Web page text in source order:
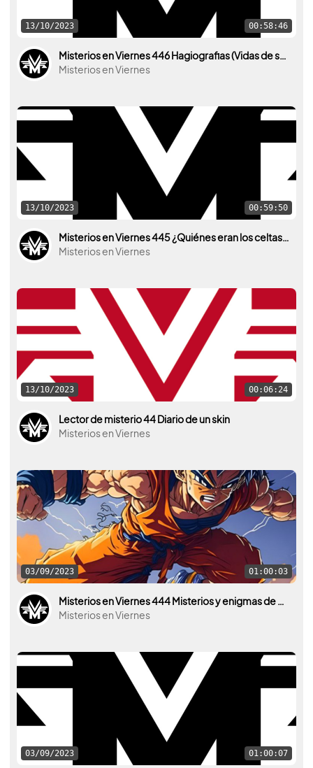
13/10/2023 00:58:46
Misterios en Viernes 446 Hagiografias (Vidas de santos) con Irina Hirondelle y Javier Arries
Misterios en Viernes
13/10/2023 00:59:50
Misterios en Viernes 445 ¿Quiénes eran los celtas? con Jesús Patón y Jesús Torres
Misterios en Viernes
13/10/2023 00:06:24
Lector de misterio 44 Diario de un skin
Misterios en Viernes
03/09/2023 01:00:03
Misterios en Viernes 444 Misterios y enigmas de Dragon Ball
Misterios en Viernes
03/09/2023 01:00:07